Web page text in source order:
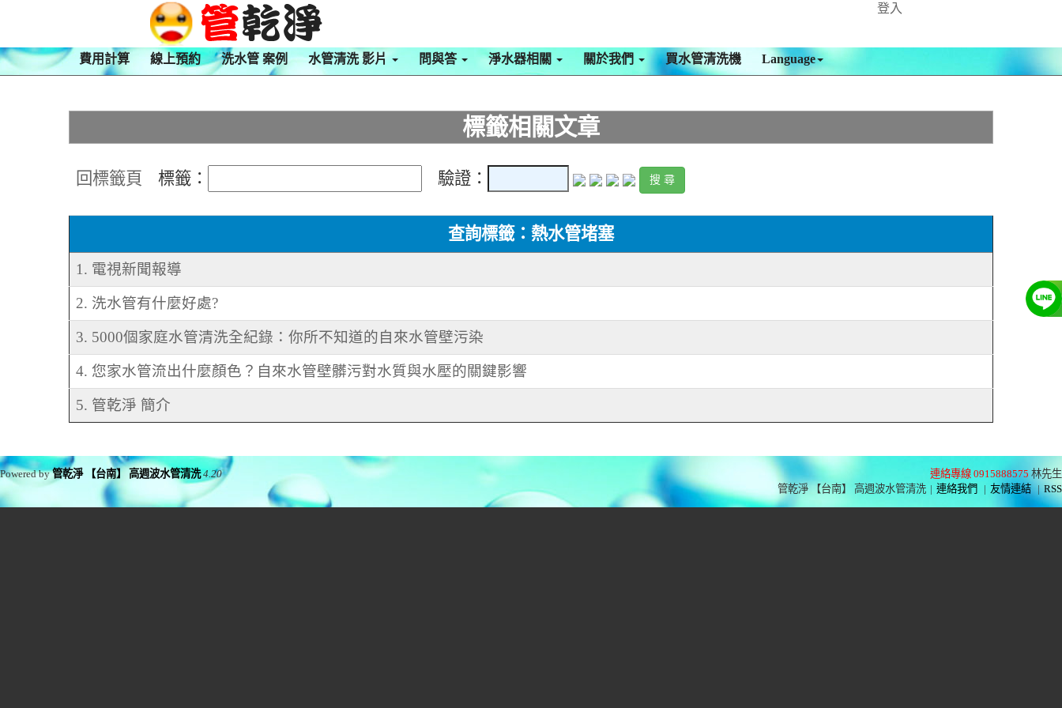
登入
費用計算 線上預約 洗水管 案例 水管清洗 影片 問與答 淨水器相關 關於我們 買水管清洗機 Language
標籤相關文章
回標籤頁 標籤： 驗證：
查詢標籤：熱水管堵塞
1. 電視新聞報導
2. 洗水管有什麼好處?
3. 5000個家庭水管清洗全紀錄：你所不知道的自來水管壁污染
4. 您家水管流出什麼顏色？自來水管壁髒污對水質與水壓的關鍵影響
5. 管乾淨 簡介
連絡專線 0915888575 林先生
管乾淨 【台南】 高週波水管清洗 | 連絡我們 | 友情連結 | RSS
Powered by管乾淨 【台南】 高週波水管清洗 4.20